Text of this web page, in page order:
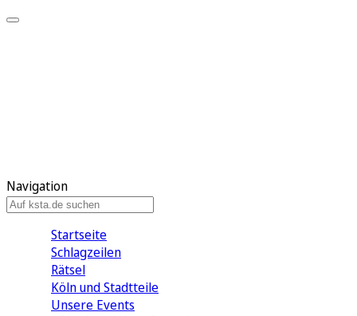
Navigation
Startseite
Schlagzeilen
Rätsel
Köln und Stadtteile
Unsere Events